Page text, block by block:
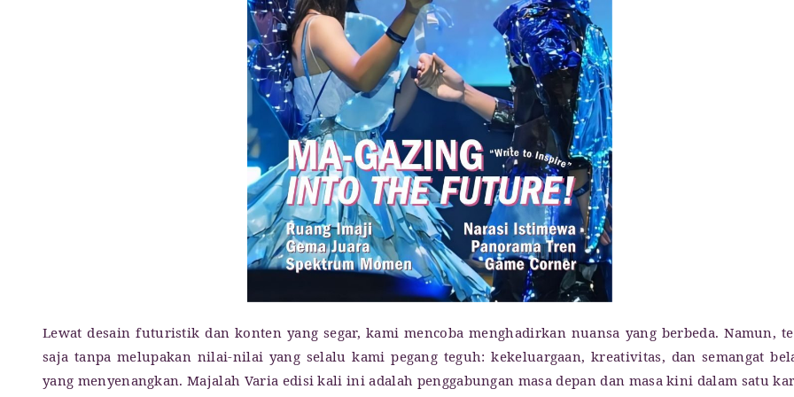
Lewat desain futuristik dan konten yang segar, kami mencoba menghadirkan nuansa yang berbeda. Namun,
saja tanpa melupakan nilai-nilai yang selalu kami pegang teguh: kekeluargaan, kreativitas, dan semangat
yang menyenangkan. Majalah Varia edisi kali ini adalah penggabungan masa depan dan masa kini dalam satu